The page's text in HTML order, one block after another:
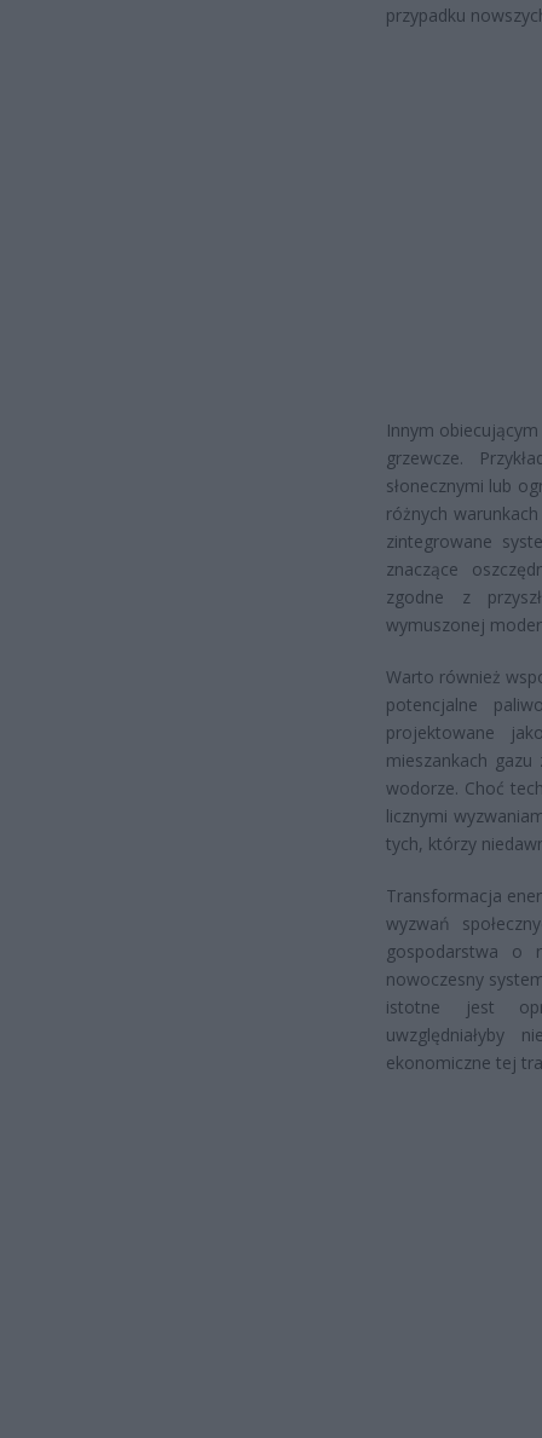
przypadku
Innym
grzewcze.
słonecznymi lub
różnych
zintegrowane
znaczące
zgodne z
wymuszonej
Warto również
potencjalne
projektowane
mieszankach
wodorze. Choć
licznymi
tych, którzy
Transformacja
wyzwań
gospodarstwa o
nowoczesny
istotne jest
uwzględniałyby
ekonomiczne tej